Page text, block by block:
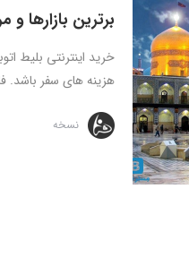
برترین بازارها
خرید اینترنتی بلیط
هزینه های سفر باشد.
نسخه